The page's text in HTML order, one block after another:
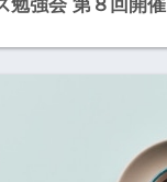
強会 第８回開催